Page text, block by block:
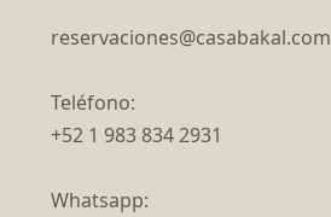
reservaciones@casabakal.com
Teléfono:
+52 1 983 834 2931
Whatsapp: